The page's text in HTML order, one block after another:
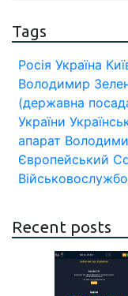
Tags
Росія Україна
Володимир
(державна
України
апарат
Європейський
Recent posts